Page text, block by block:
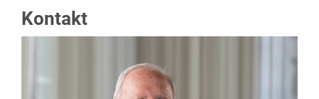
Kontakt